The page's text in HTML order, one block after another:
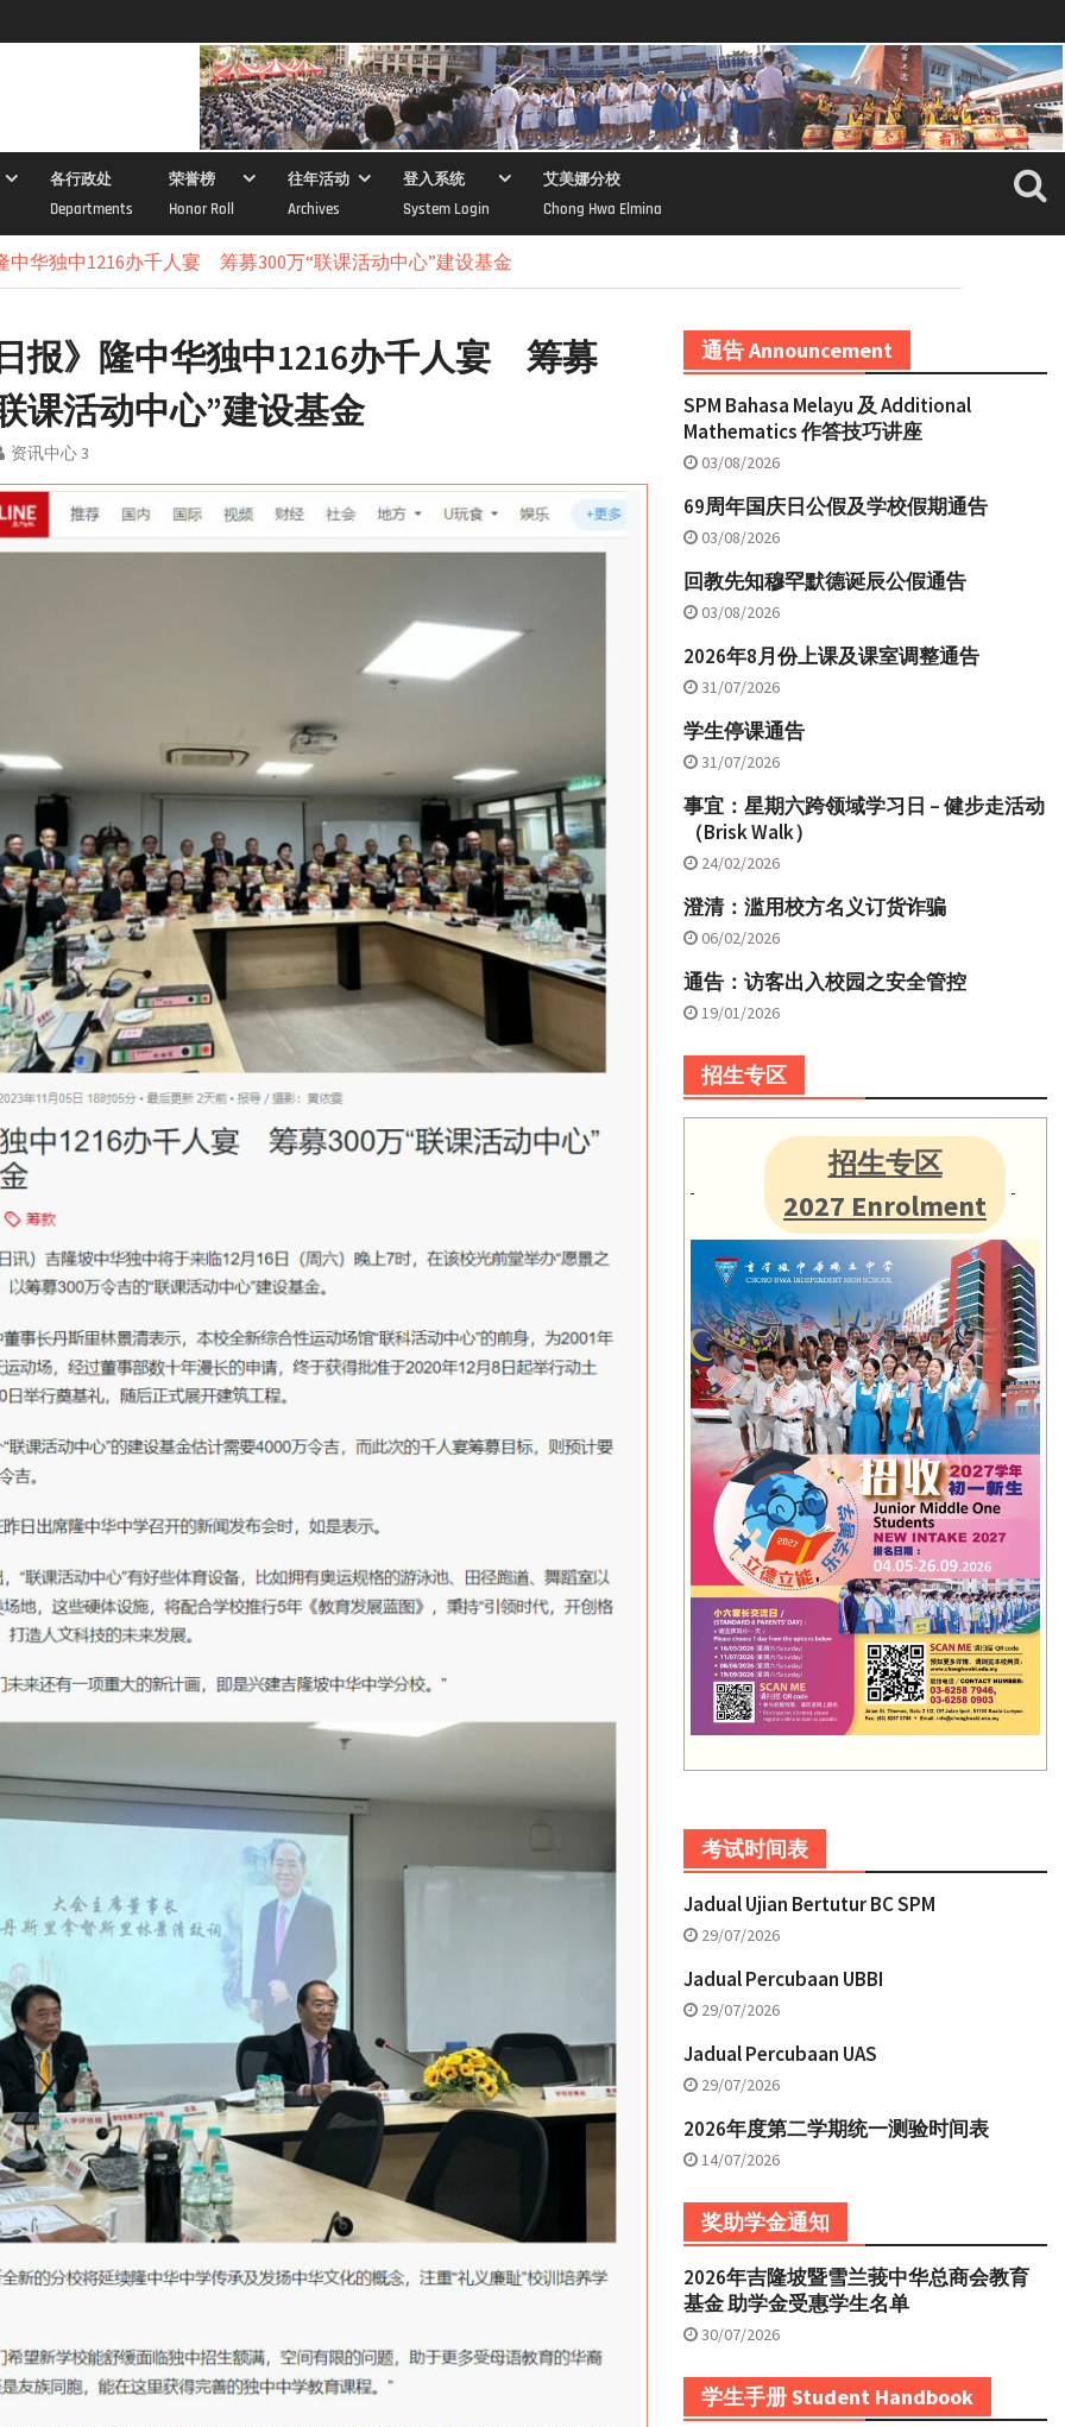
各行政处
Departments
荣誉榜
Honor Roll
往年活动
Archives
登入系统
System Login
艾美娜分校
Chong Hwa Elmina
中华独中1216办千人宴 筹募300万“联课活动中心”建设基金
报》隆中华独中1216办千人宴 筹募
课活动中心”建设基金
资讯中心 3
通告 Announcement
SPM Bahasa Melayu 及 Additional
Mathematics 作答技巧讲座
03/08/2026
69周年国庆日公假及学校假期通告
03/08/2026
回教先知穆罕默德诞辰公假通告
03/08/2026
2026年8月份上课及课室调整通告
31/07/2026
学生停课通告
31/07/2026
事宜：星期六跨领域学习日 – 健步走活动
（Brisk Walk）
24/02/2026
澄清：滥用校方名义订货诈骗
06/02/2026
通告：访客出入校园之安全管控
19/01/2026
招生专区
招生专区
2027 Enrolment
考试时间表
Jadual Ujian Bertutur BC SPM
29/07/2026
Jadual Percubaan UBBI
29/07/2026
Jadual Percubaan UAS
29/07/2026
2026年度第二学期统一测验时间表
14/07/2026
奖助学金通知
2026年吉隆坡暨雪兰莪中华总商会教育
基金 助学金受惠学生名单
30/07/2026
学生手册 Student Handbook